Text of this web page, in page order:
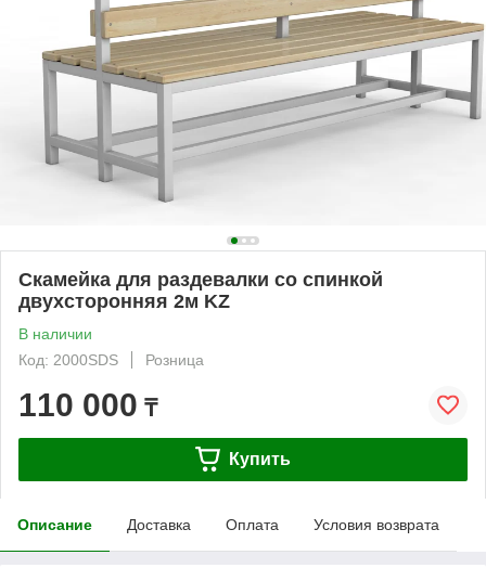
Скамейка для раздевалки со спинкой
двухсторонняя 2м KZ
В наличии
Код: 2000SDS
Розница
110 000 ₸
Купить
Описание Доставка Оплата Условия возврата